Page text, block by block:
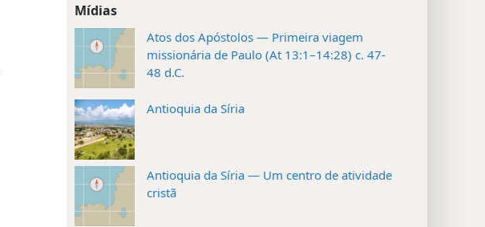
Mídias
Atos dos Apóstolos — Primeira viagem
missionária de Paulo (At 13:1–14:28) c. 47-
48 d.C.
Antioquia da Síria
Antioquia da Síria — Um centro de atividade
cristã